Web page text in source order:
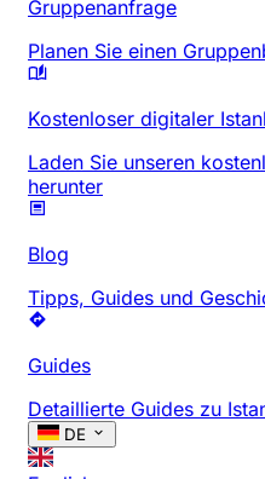
Gruppenanfrage
Planen Sie einen
Kostenloser digitaler
Laden Sie unseren
herunter
Blog
Tipps, Guides und
Guides
Detaillierte Guides zu
DE